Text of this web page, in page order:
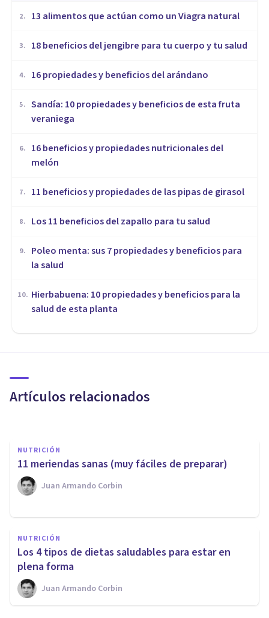
2. 13 alimentos que actúan como un Viagra natural
3. 18 beneficios del jengibre para tu cuerpo y tu salud
4. 16 propiedades y beneficios del arándano
5. Sandía: 10 propiedades y beneficios de esta fruta
veraniega
6.
16 beneficios y propiedades nutricionales del
melón
7. ​11 beneficios y propiedades de las pipas de girasol
8. Los 11 beneficios del zapallo para tu salud
9.
Poleo menta: sus 7 propiedades y beneficios para
la salud
10. Hierbabuena: 10 propiedades y beneficios para la
salud de esta planta
Artículos relacionados
Psicología y Nutrición: la
alimentación emocional
NUTRICIÓN
11 meriendas sanas (muy fáciles de preparar)
Juan Armando Corbin
NUTRICIÓN
​Los 4 tipos de dietas saludables para estar en
plena forma
Juan Armando Corbin
10 trucos psicológicos para
adelgazar
Bertrand Regader